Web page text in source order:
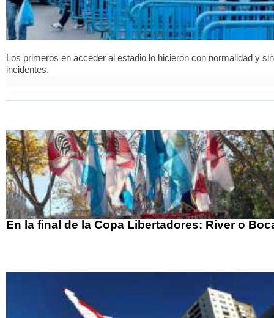
Los primeros en acceder al estadio lo hicieron con normalidad y sin
incidentes.
En la final de la Copa Libertadores: River o